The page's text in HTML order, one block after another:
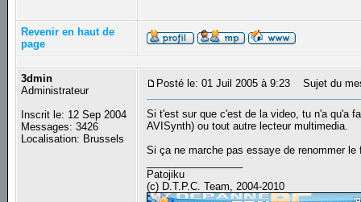
Revenir en haut de
page
3dmin
Administrateur
Inscrit le: 12 Sep 2004
Messages: 3426
Localisation: Brussels
Posté le: 01 Juil 2005 à 9:23 Sujet du
Si t'est sur que c'est de la video, tu n'a qu'a
AVISynth) ou tout autre lecteur multimedia.
Si ça ne marche pas essaye de renommer
Patojiku
(c) D.T.P.C. Team, 2004-2010